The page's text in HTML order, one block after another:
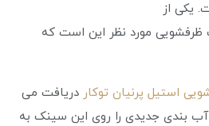
یکی از
مورد نظر این است که
استیل پرنیان توکار دریافت می
بندی جدیدی را روی این سینک به